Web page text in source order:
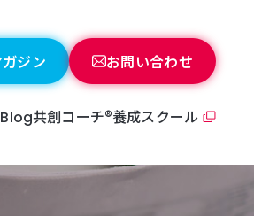
ジン お問い合わせ
Blog共創コーチ®養成スクール